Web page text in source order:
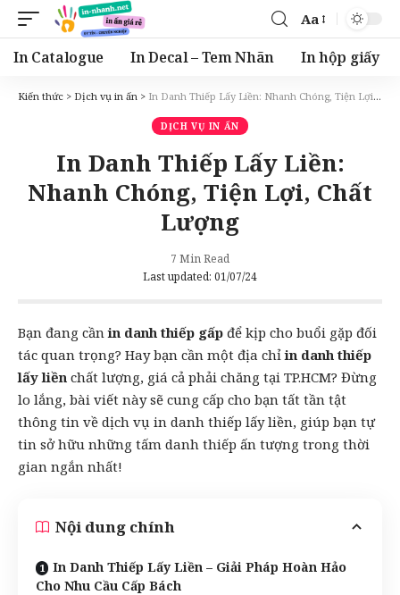
Font
Resizer
Aa
In Catalogue In Decal – Tem Nhãn In hộp giấy
Kiến thức > Dịch vụ in ấn > In Danh Thiếp Lấy Liền: Nhanh Chóng, Tiện Lợi, Chất Lượng
DỊCH VỤ IN ẤN
In Danh Thiếp Lấy Liền:
Nhanh Chóng, Tiện Lợi, Chất
Lượng
Last updated: 01/07/24
7 Min Read
Bạn đang cầnin danh thiếp gấp để kịp cho buổi gặp đối
tác quan trọng? Hay bạn cần một địa chỉin danh thiếp
lấy liền chất lượng, giá cả phải chăng tại TP.HCM? Đừng
lo lắng, bài viết này sẽ cung cấp cho bạn tất tần tật
thông tin về dịch vụ in danh thiếp lấy liền, giúp bạn tự
tin sở hữu những tấm danh thiếp ấn tượng trong thời
gian ngắn nhất!
Nội dung chính
In Danh Thiếp Lấy Liền – Giải Pháp Hoàn Hảo
Cho Nhu Cầu Cấp Bách